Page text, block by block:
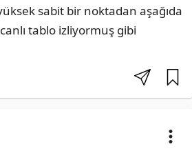
sabit bir noktadan aşağıda
tablo izliyormuş gibi